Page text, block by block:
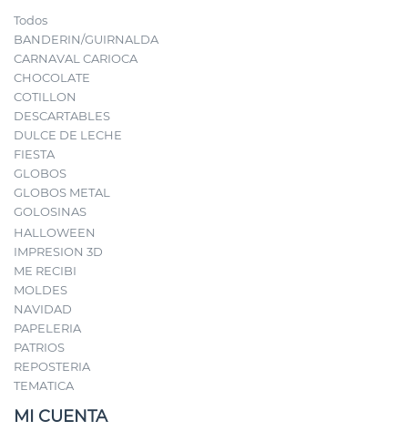
Todos
BANDERIN/GUIRNALDA
CARNAVAL CARIOCA
CHOCOLATE
COTILLON
DESCARTABLES
DULCE DE LECHE
FIESTA
GLOBOS
GLOBOS METAL
GOLOSINAS
HALLOWEEN
IMPRESION 3D
ME RECIBI
MOLDES
NAVIDAD
PAPELERIA
PATRIOS
REPOSTERIA
TEMATICA
MI CUENTA